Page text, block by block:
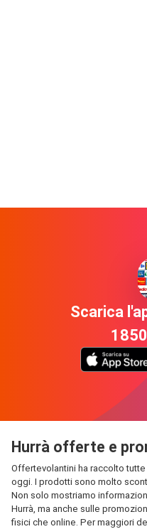
Scarica
Hurrà offerte e
Offertevolantini ha raccolto
oggi. I prodotti sono molto
Non solo mostriamo
Hurrà, ma anche sulle
fisici che online. Per maggiori